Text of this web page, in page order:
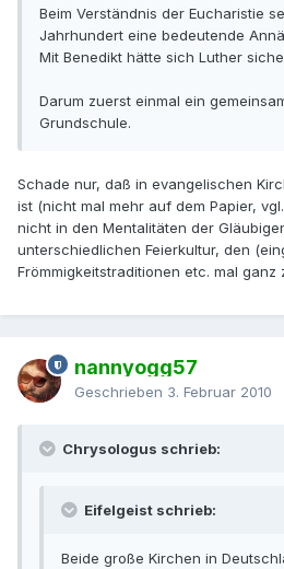
Beim Verständnis der Eucharistie
Jahrhundert eine bedeutende
Mit Benedikt hätte sich Luther
Darum zuerst einmal ein
Grundschule.
Schade nur, daß in evangelischen
ist (nicht mal mehr auf dem Papier,
nicht in den Mentalitäten der
unterschiedlichen Feierkultur, den
Frömmigkeitstraditionen etc. mal ganz
nannyogg57
Geschrieben 3. Februar 2010
Chrysologus schrieb:
Eifelgeist schrieb:
Beide große Kirchen in